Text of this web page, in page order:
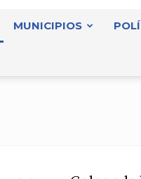
MUNICIPIOS